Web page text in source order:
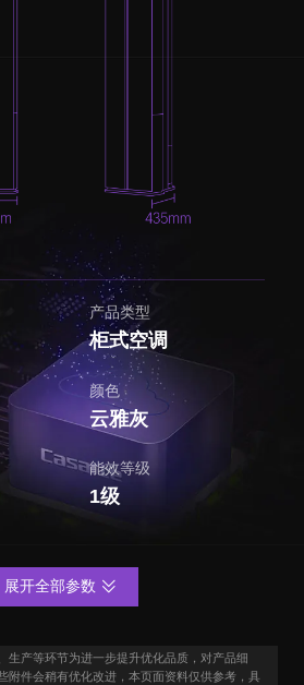
产品类型
柜式空调
颜色
云雅灰
能效等级
1级
生产等环节为进一步提升优化品质，对产品细
附件会稍有优化改进，本页面资料仅供参考，具
展开全部参数